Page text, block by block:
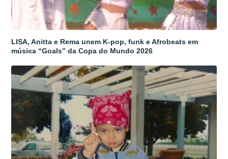
LISA, Anitta e Rema unem K-pop, funk e Afrobeats em
música “Goals” da Copa do Mundo 2026